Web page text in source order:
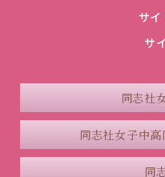
サ
サ
同志社
同志社女子中高
同